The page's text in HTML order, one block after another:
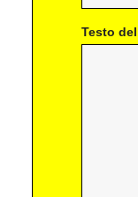
Testo